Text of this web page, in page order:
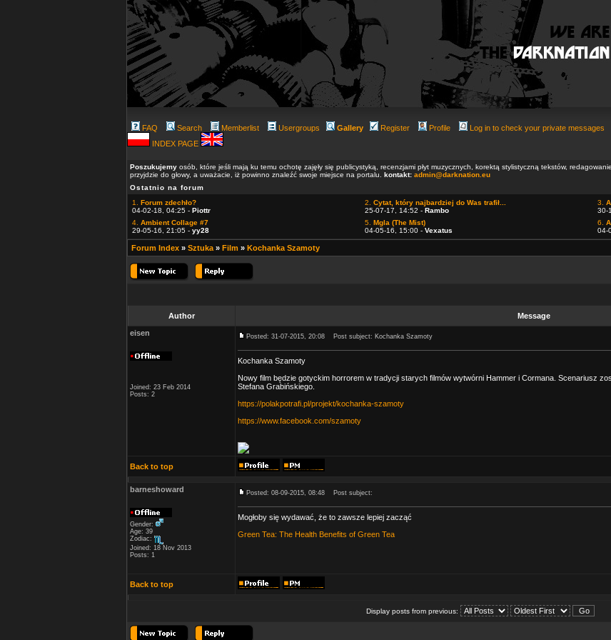
FAQ Search Memberlist Usergroups Gallery Register Profile Log in to check your private messages
INDEX PAGE
Poszukujemy osób, które jeśli mają ku temu ochotę zajęły się publicystyką, recenzjami płyt muzycznych, korektą stylistyczną tekstów,
przyjdzie do głowy, a uważacie, iż powinno znaleźć swoje miejsce na portalu. kontakt: admin@darknation.eu
Ostatnio na forum
1. Forum zdechło?
04-02-18, 04:25 - Piottr
2. Cytat, który najbardziej do Was trafił...
25-07-17, 14:52 - Rambo
3.
30-
4. Ambient Collage #7
29-05-16, 21:05 - yy28
5. Mgla (The Mist)
04-05-16, 15:00 - Vexatus
6.
04-
Forum Index » Sztuka » Film » Kochanka Szamoty
Author
Message
eisen
Joined: 23 Feb 2014
Posts: 2
Posted: 31-07-2015, 20:08 Post subject: Kochanka Szamoty
Kochanka Szamoty
Nowy film będzie gotyckim horrorem w tradycji starych filmów wytwórni Hammer i Cormana. Scenariusz
Stefana Grabińskiego.
https://polakpotrafi.pl/projekt/kochanka-szamoty
https://www.facebook.com/szamoty
Back to top
barneshoward
Gender:
Age: 39
Zodiac:
Joined: 18 Nov 2013
Posts: 1
Posted: 08-09-2015, 08:48 Post subject:
Mogłoby się wydawać, że to zawsze lepiej zacząć
Green Tea: The Health Benefits of Green Tea
Back to top
Display posts from previous: